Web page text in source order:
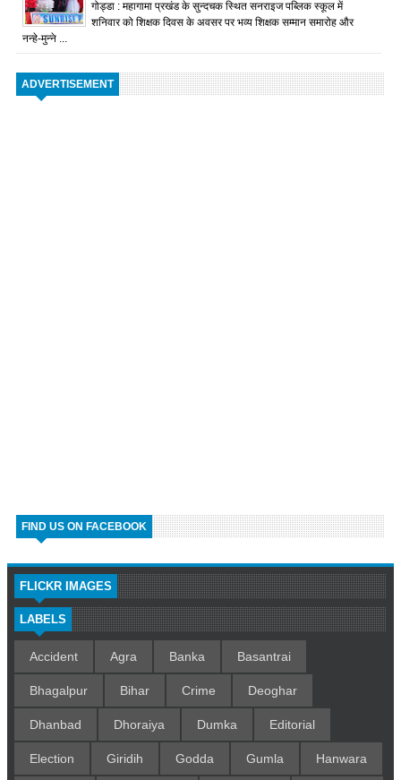
गोड्डा : महागामा प्रखंड के सुन्दचक स्थित सनराइज पब्लिक स्कूल में
शनिवार को शिक्षक दिवस के अवसर पर भव्य शिक्षक सम्मान समारोह और
नन्हे-मुन्ने ...
ADVERTISEMENT
FIND US ON FACEBOOK
FLICKR IMAGES
LABELS
Accident Agra Banka Basantrai
Bhagalpur Bihar Crime Deoghar
Dhanbad Dhoraiya Dumka Editorial
Election Giridih Godda Gumla Hanwara